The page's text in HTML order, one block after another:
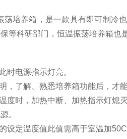
培养箱，是一款具有即可制冷
等科研部门，恒温振荡培养箱也
时电源指示灯亮。
，了解、熟悉培养箱功能后，才能
度时，加热中断、加热指示灯熄
。
设定温度值此值需高于室温加50C